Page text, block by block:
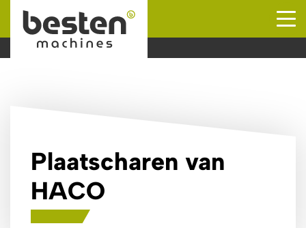
Naar hoofdinhoud
Plaatscharen van
HACO